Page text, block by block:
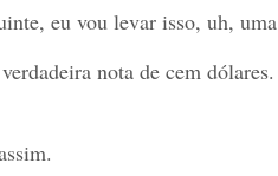
eu vou levar isso, uh, uma
nota de cem dólares.